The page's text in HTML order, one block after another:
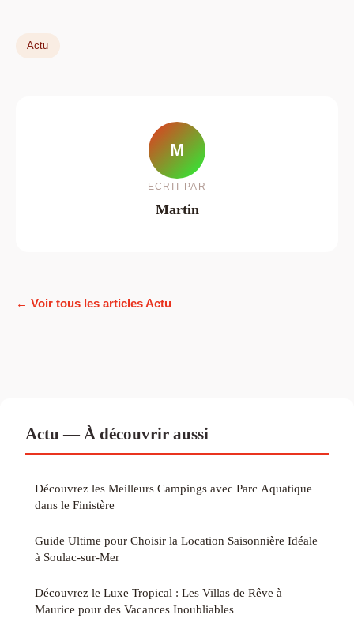
Actu
M
ECRIT PAR
Martin
← Voir tous les articles Actu
Actu — À découvrir aussi
Découvrez les Meilleurs Campings avec Parc Aquatique
dans le Finistère
Guide Ultime pour Choisir la Location Saisonnière Idéale
à Soulac-sur-Mer
Découvrez le Luxe Tropical : Les Villas de Rêve à
Maurice pour des Vacances Inoubliables